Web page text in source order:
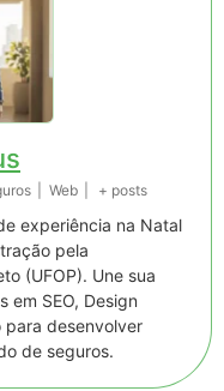
Web + posts
experiência na Natal
pela
(UFOP). Une sua
em SEO, Design
para desenvolver
de seguros.